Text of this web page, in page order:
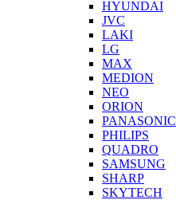
HYUNDAI
JVC
LAKI
LG
MAX
MEDION
NEO
ORION
PANASONIC
PHILIPS
QUADRO
SAMSUNG
SHARP
SKYTECH